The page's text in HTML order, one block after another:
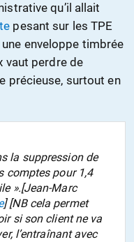
qu’il allait
pesant sur les TPE
enveloppe timbrée
vaut perdre de
précieuse, surtout en
la suppression de
comptes pour 1,4
».[Jean-Marc
] [NB cela permet
si son client ne va
l’entraînant avec